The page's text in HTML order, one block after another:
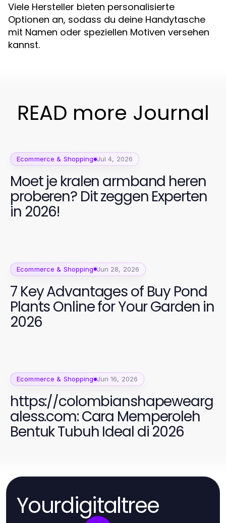
Viele Hersteller bieten personalisierte
Optionen an, sodass du deine Handytasche
mit Namen oder speziellen Motiven versehen
kannst.
READ more Journal
Ecommerce & Shopping Jul 4, 2026
Moet je kralen armband heren
proberen? Dit zeggen Experten
in 2026!
Ecommerce & Shopping Jun 28, 2026
7 Key Advantages of Buy Pond
Plants Online for Your Garden in
2026
Ecommerce & Shopping Jun 16, 2026
https://colombianshapewearg
aless.com: Cara Memperoleh
Bentuk Tubuh Ideal di 2026
Yourdigitaltree